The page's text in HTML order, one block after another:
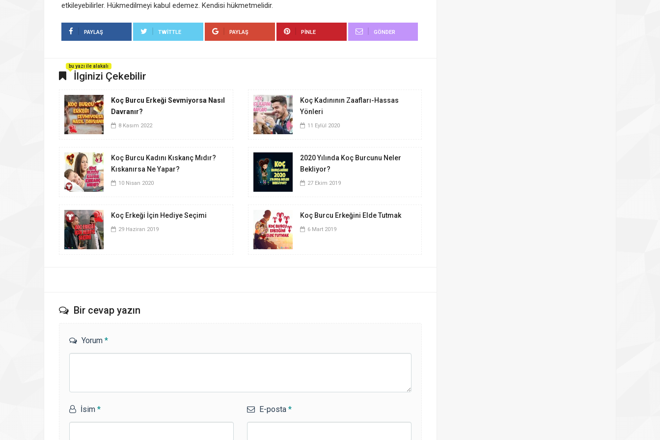
etkileyebilirler. Hükmedilmeyi kabul edemez. Kendisi hükmetmelidir.
PAYLAŞ TWITTLE PAYLAŞ PINLE GÖNDER
İlginizi Çekebilir
bu yazı ile alakalı
Koç Burcu Erkeği Sevmiyorsa Nasıl
Davranır?
8 Kasım 2022
Koç Kadınının Zaafları-Hassas
Yönleri
11 Eylül 2020
Koç Burcu Kadını Kıskanç Mıdır?
Kıskanırsa Ne Yapar?
10 Nisan 2020
2020 Yılında Koç Burcunu Neler
Bekliyor?
27 Ekim 2019
Koç Erkeği İçin Hediye Seçimi
29 Haziran 2019
Koç Burcu Erkeğini Elde Tutmak
6 Mart 2019
Bir cevap yazın
Yorum *
İsim * E-posta*